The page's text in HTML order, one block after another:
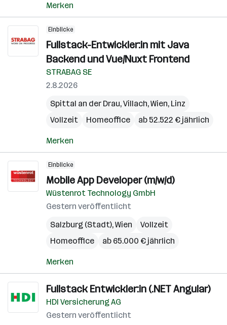
Merken
Einblicke
Fullstack-Entwickler:in mit Java
Backend und Vue/Nuxt Frontend
STRABAG SE
2.8.2026
Spittal an der Drau,Villach,Wien, Linz
Vollzeit
Homeoffice ab 52.522 € jährlich
Merken
Einblicke
Mobile App Developer (m/w/d)
Wüstenrot Technology GmbH
Gestern veröffentlicht
Salzburg (Stadt),Wien
Vollzeit
Homeoffice
ab 65.000 € jährlich
Merken
Fullstack Entwickler:in (.NET Angular)
HDI Versicherung AG
Gestern veröffentlicht